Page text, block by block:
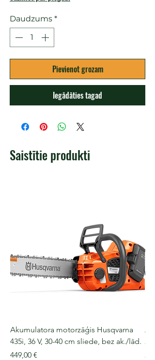
Daudzums *
Pievienot grozam
Iegādāties tagad
Saistītie produkti
Akumulatora motorzāģis Husqvarna
435i, 36 V, 30-40 cm sliede, bez ak./lād.
Cena
449,00 €